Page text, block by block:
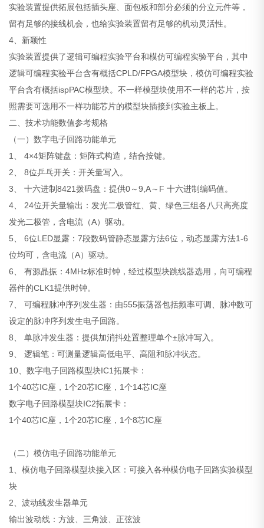
实验装置提供拓展包括插头座、面包板和部分必须的分立元件等，
留有足够的接线机会，也给实验装置留有足够的机动灵活性。
4、新颖性
实验装置提供了逻辑可编程实验平台和模仿可编程实验平台，其中
逻辑可编程实验平台含有概括CPLD/FPGA模型块，模仿可编程实验
平台含有概括ispPAC模型块。不一样模型块使用不一样的芯片，按
照需要可选用不一样功能芯片的模型块插接到实验主板上。
二、技术功能数值参考规格
（一）数字电子回路功能单元
1、 4×4矩阵键盘：矩阵式构造，结合按键。
2、 8位乒乓开关：开关量写入。
3、 十六进制8421拨码盘：提供0～9,A～F 十六进制编码值。
4、 24位开关量输出：发光二极管红、黄、绿色三组各八只高亮度
发光二极管，含电流（A）驱动。
5、 6位LED显露：7段数码管静态显露方法6位，动态显露方法1-6
位均可，含电流（A）驱动。
6、 有源晶振：4MHz标准时钟，经过模型块跳线器选用，向可编程
器件的CLK1提供时钟。
7、 可编程脉冲序列发生器：由555振荡器包括频率可调、脉冲数可
设定的脉冲序列发生电子回路。
8、 单脉冲发生器：提供加消抖处置整理单个±脉冲写入。
9、 逻辑笔：可测量逻辑高低电平、高阻和脉冲状态。
10、数字电子回路模型块IC1拓展卡：
1个40芯IC座，1个20芯IC座，1个14芯IC座
数字电子回路模型块IC2拓展卡：
1个40芯IC座，1个20芯IC座，1个8芯IC座
（二）模仿电子回路功能单元
1、模仿电子回路模型块接入区：可接入各种模仿电子回路实验模型
块
2、波动线发生器单元
输出波动线：方波、三角波、正弦波